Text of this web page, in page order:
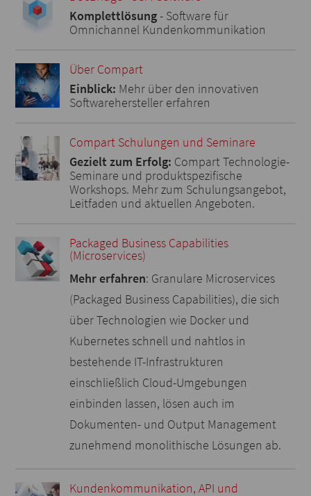
Komplettlösung- Software für
Omnichannel Kundenkommunikation
Über Compart
Einblick: Mehr über den innovativen
Softwarehersteller erfahren
Compart Schulungen und Seminare
Gezielt zum Erfolg: Compart Technologie-
Seminare und produktspezifische
Workshops. Mehr zum Schulungsangebot,
Leitfaden und aktuellen Angeboten.
Packaged Business Capabilities
(Microservices)
Mehr erfahren: Granulare Microservices
(Packaged Business Capabilities), die sich
über Technologien wie Docker und
Kubernetes schnell und nahtlos in
bestehende IT-Infrastrukturen
einschließlich Cloud-Umgebungen
einbinden lassen, lösen auch im
Dokumenten- und Output Management
zunehmend monolithische Lösungen ab.
Kundenkommunikation, API und